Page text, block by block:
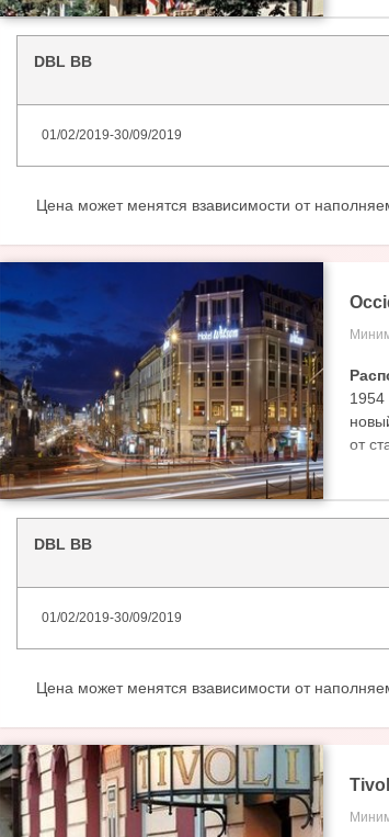
DBL BB
01/02/2019-30/09/2019
Цена может менятся взависимости от
1954
от
DBL BB
01/02/2019-30/09/2019
Цена может менятся взависимости от